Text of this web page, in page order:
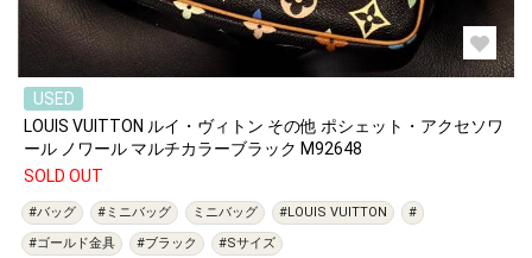
USED
LOUIS VUITTON ルイ・ヴィトン その他 ポシェット・アクセソワ
ール ノワール マルチカラーブラック M92648
SOLD OUT
#バッグ #ミニバッグ ミニバッグ #LOUIS VUITTON
#
#ゴールド金具
#ブラック #Sサイズ